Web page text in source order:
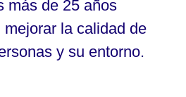
más de 25 años
mejorar la calidad de
y su entorno.